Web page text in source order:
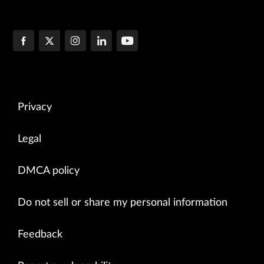
Privacy
Legal
DMCA policy
Do not sell or share my personal information
Feedback